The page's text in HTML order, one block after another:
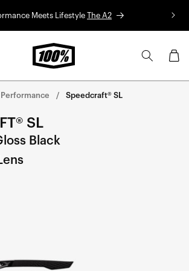
Meets Lifestyle The A2
Panier
Speedcraft® SL
SL
Black